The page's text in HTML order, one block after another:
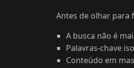
Antes de olhar para
A busca não é
Palavras-chave
Conteúdo em